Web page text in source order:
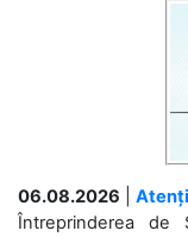
06.08.2026
Întreprinderea de